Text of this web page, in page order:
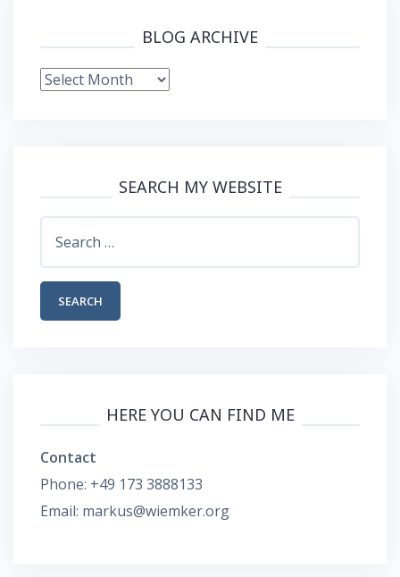
BLOG ARCHIVE
Blog
SEARCH MY WEBSITE
HERE YOU CAN FIND ME
Contact
Phone: +49 173 3888133
Email: markus@wiemker.org